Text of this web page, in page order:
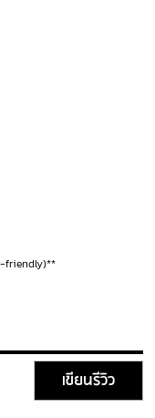
friendly)**
เขียนรีวิว